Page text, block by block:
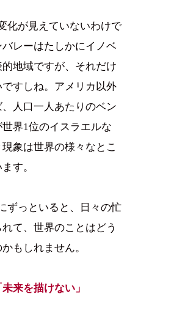
化が見えていないわけで
レーはたしかにイノベ
地域ですが、それだけ
すしね。アメリカ以外
人口一人あたりのベン
界1位のイスラエルな
象は世界の様々なとこ
す。
ずっといると、日々の忙
て、世界のことはどう
もしれません。
来を描けない」